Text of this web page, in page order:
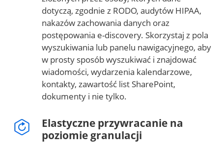
dotyczą, zgodnie z RODO, audytów HIPAA,
nakazów zachowania danych oraz
postępowania e-discovery. Skorzystaj z pola
wyszukiwania lub panelu nawigacyjnego, aby
w prosty sposób wyszukiwać i znajdować
wiadomości, wydarzenia kalendarzowe,
kontakty, zawartość list SharePoint,
dokumenty i nie tylko.
Elastyczne przywracanie na
poziomie granulacji